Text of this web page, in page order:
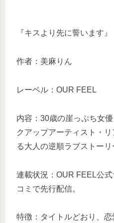
『キスより先に誓います』
作者：美麻りん
レーベル：OUR FEEL
内容：30歳の崖っぷち女
クアップアーティスト・リ
る大人の逆順ラブストーリ
連載状況：OUR FEEL公
コミで先行配信。
特徴：タイトルどおり、